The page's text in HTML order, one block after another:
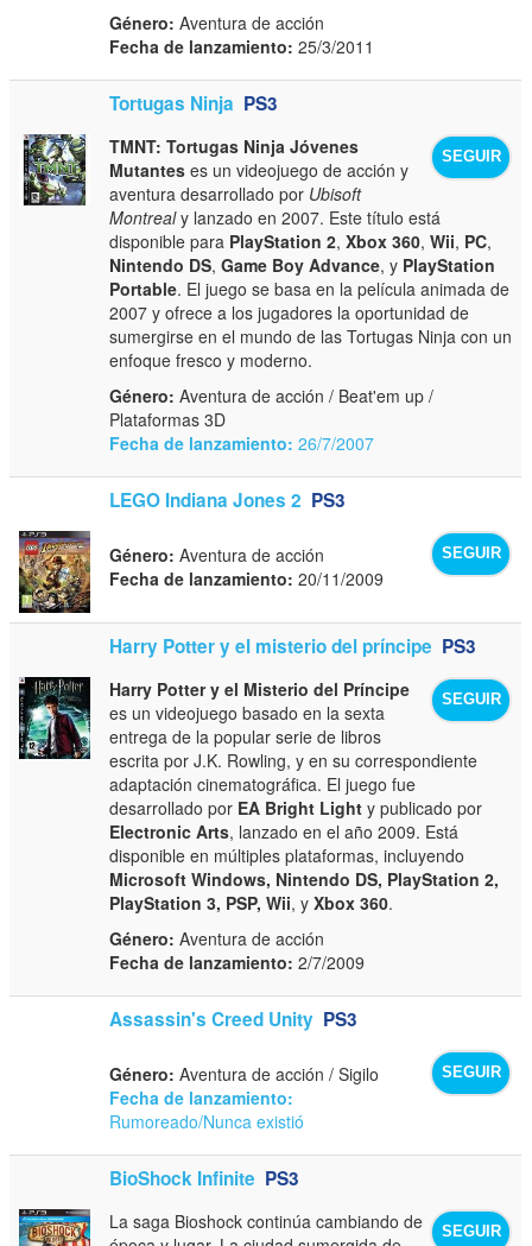
Género: Aventura de acción
Fecha de lanzamiento: 25/3/2011
Tortugas Ninja PS3
SEGUIR
TMNT: Tortugas Ninja Jóvenes
Mutantes es un videojuego de acción y
aventura desarrollado por Ubisoft
Montrealy lanzado en 2007. Este título está
disponible para PlayStation 2,Xbox 360,Wii, PC,
Nintendo DS,Game Boy Advance, y PlayStation
Portable. El juego se basa en la película animada de
2007 y ofrece a los jugadores la oportunidad de
sumergirse en el mundo de las Tortugas Ninja con un
enfoque fresco y moderno.
Género: Aventura de acción / Beat'em up /
Plataformas 3D
Fecha de lanzamiento: 26/7/2007
LEGO Indiana Jones 2 PS3
SEGUIR
Género: Aventura de acción
Fecha de lanzamiento: 20/11/2009
Harry Potter y el misterio del príncipe PS3
SEGUIR
Harry Potter y el Misterio del Príncipe
es un videojuego basado en la sexta
entrega de la popular serie de libros
escrita por J.K. Rowling, y en su correspondiente
adaptación cinematográfica. El juego fue
desarrollado por EA Bright Light y publicado por
Electronic Arts, lanzado en el año 2009. Está
disponible en múltiples plataformas, incluyendo
Microsoft Windows, Nintendo DS, PlayStation 2,
PlayStation 3, PSP, Wii, yXbox 360.
Género: Aventura de acción
Fecha de lanzamiento: 2/7/2009
Assassin's Creed Unity PS3
SEGUIR
Género: Aventura de acción / Sigilo
Fecha de lanzamiento:
Rumoreado/Nunca existió
BioShock Infinite PS3
SEGUIR
La saga Bioshock continúa cambiando de